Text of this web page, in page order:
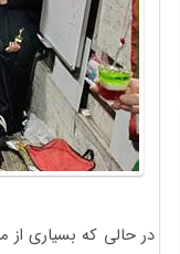
در حالی که بسیاری